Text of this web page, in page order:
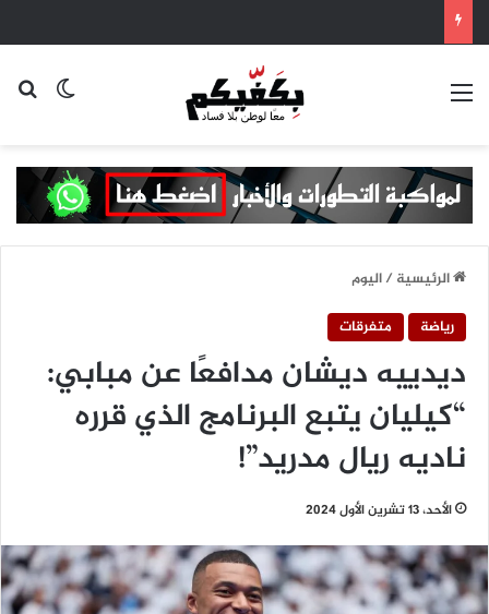
القائمة
الرئيسية/اليوم
رياضة
متفرقات
ديدييه ديشان مدافعًا عن مبابي:
“كيليان يتبع البرنامج الذي قرره
ناديه ريال مدريد”!
الأحد، 13 تشرين الأول 2024